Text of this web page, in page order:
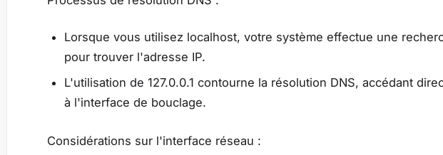
Lorsque vous utilisez localhost, votre système effectue une
pour trouver l'adresse IP.
L'utilisation de 127.0.0.1 contourne la résolution DNS, accédant
à l'interface de bouclage.
Considérations sur l'interface réseau :